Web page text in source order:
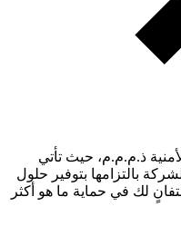
ذ.م.م.م، حيث تأتي
بالتزامها بتوفير حلول
لك في حماية ما هو أكثر